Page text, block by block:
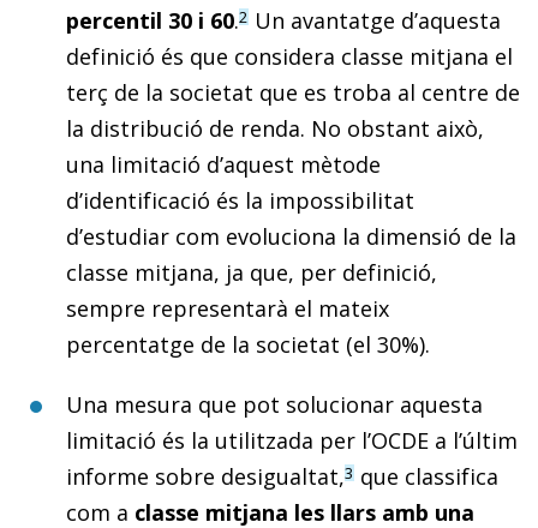
percentil 30 i 60.2 Un avantatge d’aquesta
definició és que considera classe mitjana el
terç de la societat que es troba al centre de
la distribució de renda. No obstant això,
una limitació d’aquest mètode
d’identificació és la impossibilitat
d’estudiar com evoluciona la dimensió de la
classe mitjana, ja que, per definició,
sempre representarà el mateix
percentatge de la societat (el 30%).
Una mesura que pot solucionar aquesta
limitació és la utilitzada per l’OCDE a l’últim
informe sobre desigualtat,3 que classifica
com a classe mitjana les llars amb una